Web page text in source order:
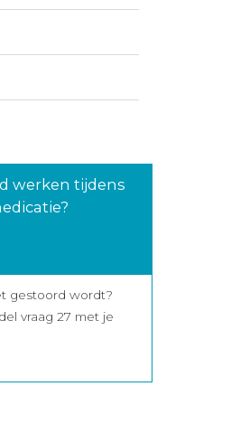
werken tijdens
gestoord wordt?
vraag 27 met je